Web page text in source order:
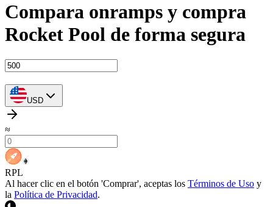
Compara onramps y compra
Rocket Pool de forma segura
USD
≈
RPL
Al hacer clic en el botón 'Comprar', aceptas los Términos de Uso y
la Política de Privacidad.